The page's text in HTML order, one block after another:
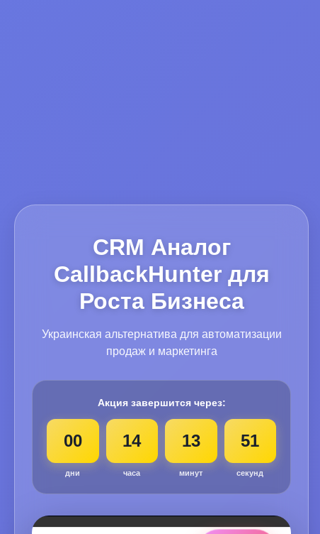
CRM Аналог
CallbackHunter для
Роста Бизнеса
Украинская альтернатива для автоматизации
продаж и маркетинга
Акция завершится через:
00
дни
14
часа
13
минут
50
секунд